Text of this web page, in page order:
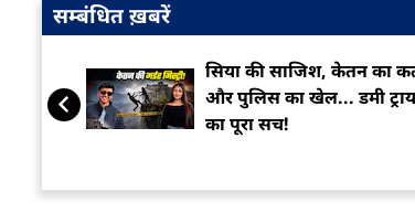
सम्बंधित ख़बरें
सिया की साजिश, केतन का
और पुलिस का खेल... डमी
का पूरा सच!